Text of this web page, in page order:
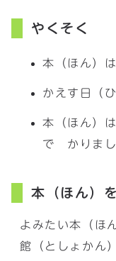
やくそく
本（ほん）
かえす日（
本（ほん）
で かりまし
本（ほん）
よみたい本（ほ
館（としょかん